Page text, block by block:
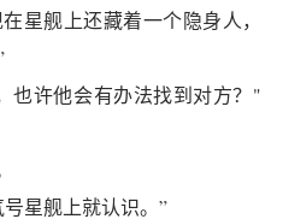
星舰上还藏着一个隐身人，
也许他会有办法找到对方？"
星舰上就认识。”